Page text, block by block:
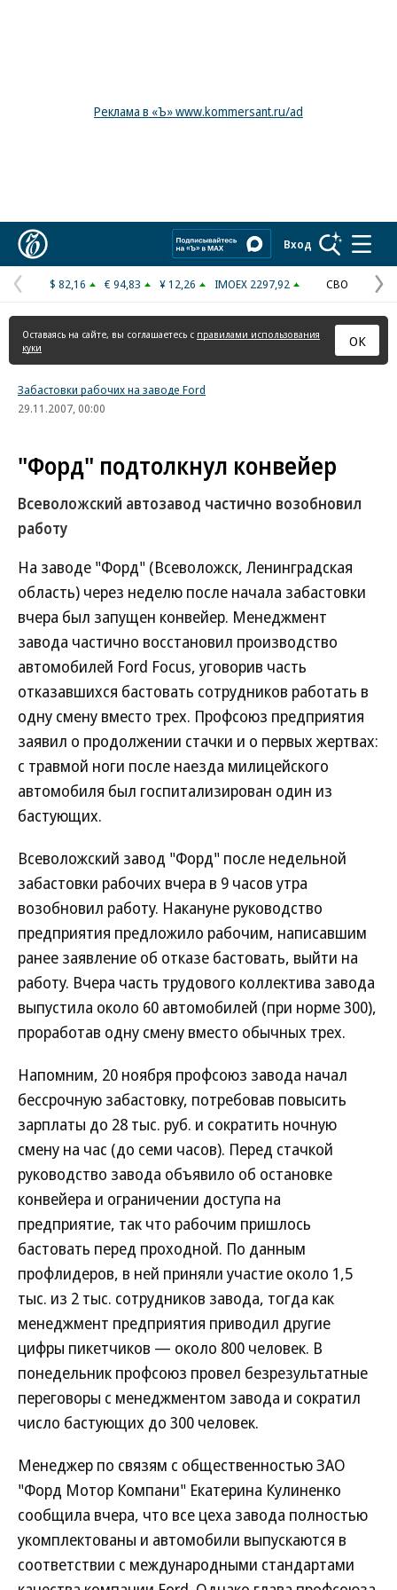
Реклама в «Ъ» www.kommersant.ru/ad
Вход
Предыдущая
страница
$ 82,16 € 94,83 ¥ 12,26 IMOEX 2297,92 СВО
Оставаясь на сайте, вы соглашаетесь с правилами использования
куки
ОК
Забастовки рабочих на заводе Ford
29.11.2007, 00:00
"Форд" подтолкнул конвейер
Всеволожский автозавод частично возобновил
работу
На заводе "Форд" (Всеволожск, Ленинградская
область) через неделю после начала забастовки
вчера был запущен конвейер. Менеджмент
завода частично восстановил производство
автомобилей Ford Focus, уговорив часть
отказавшихся бастовать сотрудников работать в
одну смену вместо трех. Профсоюз предприятия
заявил о продолжении стачки и о первых жертвах:
с травмой ноги после наезда милицейского
автомобиля был госпитализирован один из
бастующих.
Всеволожский завод "Форд" после недельной
забастовки рабочих вчера в 9 часов утра
возобновил работу. Накануне руководство
предприятия предложило рабочим, написавшим
ранее заявление об отказе бастовать, выйти на
работу. Вчера часть трудового коллектива завода
выпустила около 60 автомобилей (при норме 300),
проработав одну смену вместо обычных трех.
Напомним, 20 ноября профсоюз завода начал
бессрочную забастовку, потребовав повысить
зарплаты до 28 тыс. руб. и сократить ночную
смену на час (до семи часов). Перед стачкой
руководство завода объявило об остановке
конвейера и ограничении доступа на
предприятие, так что рабочим пришлось
бастовать перед проходной. По данным
профлидеров, в ней приняли участие около 1,5
тыс. из 2 тыс. сотрудников завода, тогда как
менеджмент предприятия приводил другие
цифры пикетчиков — около 800 человек. В
понедельник профсоюз провел безрезультатные
переговоры с менеджментом завода и сократил
число бастующих до 300 человек.
Менеджер по связям с общественностью ЗАО
"Форд Мотор Компани" Екатерина Кулиненко
сообщила вчера, что все цеха завода полностью
укомплектованы и автомобили выпускаются в
соответствии с международными стандартами